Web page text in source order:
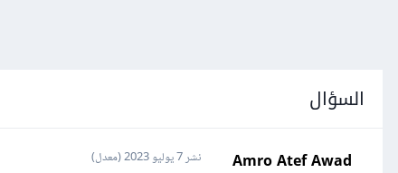
السؤال
Amro Atef Awad نشر7 يوليو 2023 (معدل)